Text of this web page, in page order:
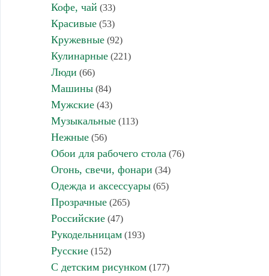
Кофе, чай (33)
Красивые(53)
Кружевные(92)
Кулинарные(221)
Люди (66)
Машины(84)
Мужские(43)
Музыкальные(113)
Нежные(56)
Обои для рабочего стола (76)
Огонь, свечи, фонари (34)
Одежда и аксессуары(65)
Прозрачные(265)
Российские(47)
Рукодельницам(193)
Русские(152)
С детским рисунком(177)